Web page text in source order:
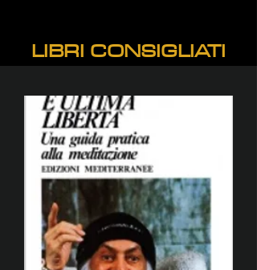
LIBRI CONSIGLIATI